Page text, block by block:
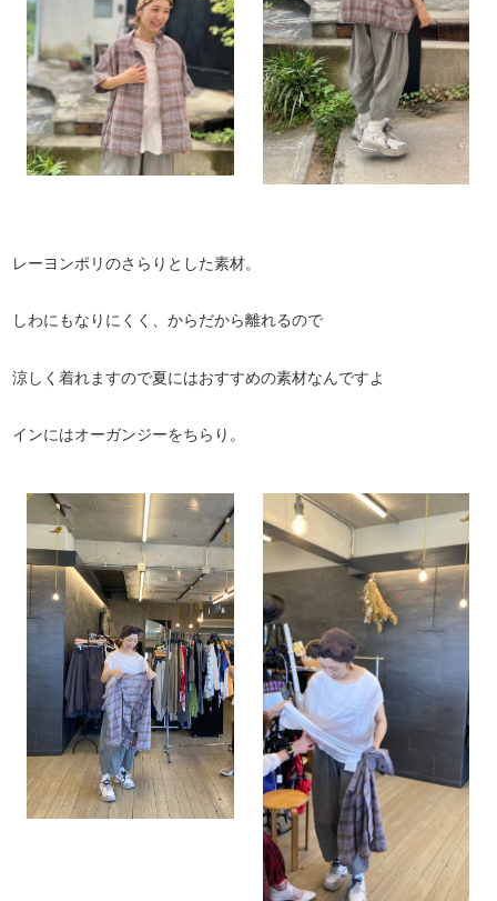
レーヨンポリのさらりとした素材。
しわにもなりにくく、からだから離れるので
涼しく着れますので夏にはおすすめの素材なんですよ
インにはオーガンジーをちらり。